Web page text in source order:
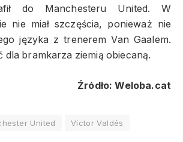
do Manchesteru United. W
nie miał szczęścia, ponieważ nie
języka z trenerem Van Gaalem.
dla bramkarza ziemią obiecaną.
Źródło: Weloba.cat
United Víctor Valdés